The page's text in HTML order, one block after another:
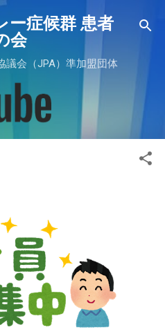
コンテンツに移動
ー症候群 患者
会
議会（JPA）準加盟団体